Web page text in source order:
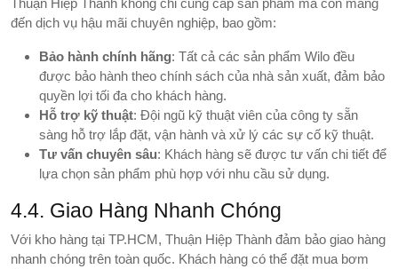
Thuận Hiệp Thành không chỉ cung cấp sản phẩm mà còn mang
đến dịch vụ hậu mãi chuyên nghiệp, bao gồm:
Bảo hành chính hãng: Tất cả các sản phẩm Wilo đều
được bảo hành theo chính sách của nhà sản xuất, đảm bảo
quyền lợi tối đa cho khách hàng.
Hỗ trợ kỹ thuật: Đội ngũ kỹ thuật viên của công ty sẵn
sàng hỗ trợ lắp đặt, vận hành và xử lý các sự cố kỹ thuật.
Tư vấn chuyên sâu: Khách hàng sẽ được tư vấn chi tiết để
lựa chọn sản phẩm phù hợp với nhu cầu sử dụng.
4.4. Giao Hàng Nhanh Chóng
Với kho hàng tại TP.HCM, Thuận Hiệp Thành đảm bảo giao hàng
nhanh chóng trên toàn quốc. Khách hàng có thể đặt mua bơm